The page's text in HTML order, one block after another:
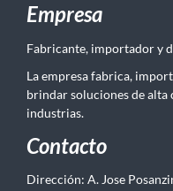
Empresa
Fabricante, importador y
La empresa fabrica,
brindar soluciones de alta
industrias.
Contacto
Dirección: A. Jose